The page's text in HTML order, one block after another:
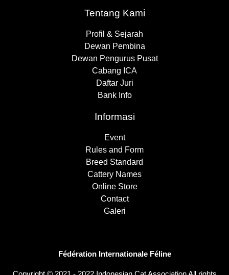
Tentang Kami
Profil & Sejarah
Dewan Pembina
Dewan Pengurus Pusat
Cabang ICA
Daftar Juri
Bank Info
Informasi
Event
Rules and Form
Breed Standard
Cattery Names
Online Store
Contact
Galeri
Fédération Internationale Féline